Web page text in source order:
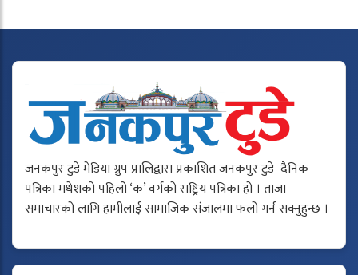
जनकपुर टुडे मेडिया ग्रुप प्रालिद्वारा प्रकाशित जनकपुर टुडे दैनिक
पत्रिका मधेशको पहिलो ‘क’ वर्गको राष्ट्रिय पत्रिका हो । ताजा
समाचारको लागि हामीलाई सामाजिक संजालमा फलो गर्न सक्नुहुन्छ ।